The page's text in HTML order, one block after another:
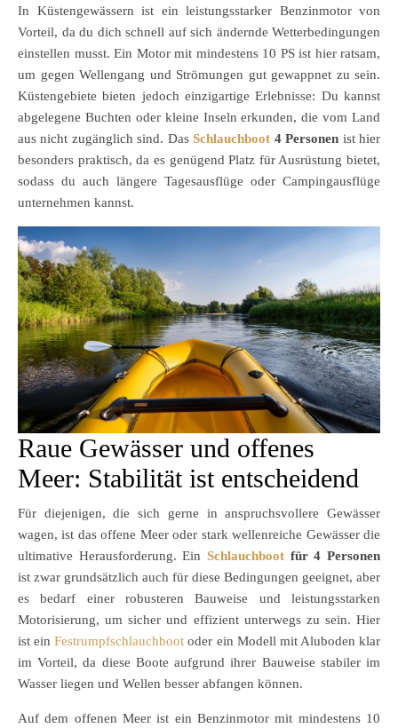
In Küstengewässern ist ein leistungsstarker Benzinmotor von
Vorteil, da du dich schnell auf sich ändernde Wetterbedingungen
einstellen musst. Ein Motor mit mindestens 10 PS ist hier ratsam,
um gegen Wellengang und Strömungen gut gewappnet zu sein.
Küstengebiete bieten jedoch einzigartige Erlebnisse: Du kannst
abgelegene Buchten oder kleine Inseln erkunden, die vom Land
aus nicht zugänglich sind. DasSchlauchboot 4 Personen ist hier
besonders praktisch, da es genügend Platz für Ausrüstung bietet,
sodass du auch längere Tagesausflüge oder Campingausflüge
unternehmen kannst.
Raue Gewässer und offenes
Meer: Stabilität ist entscheidend
Für diejenigen, die sich gerne in anspruchsvollere Gewässer
wagen, ist das offene Meer oder stark wellenreiche Gewässer die
ultimative Herausforderung. Ein Schlauchboot für 4 Personen
ist zwar grundsätzlich auch für diese Bedingungen geeignet, aber
es bedarf einer robusteren Bauweise und leistungsstarken
Motorisierung, um sicher und effizient unterwegs zu sein. Hier
ist einFestrumpfschlauchboot oder ein Modell mit Aluboden klar
im Vorteil, da diese Boote aufgrund ihrer Bauweise stabiler im
Wasser liegen und Wellen besser abfangen können.
Auf dem offenen Meer ist ein Benzinmotor mit mindestens 10